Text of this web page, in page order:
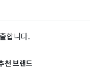
합니다.
천 브랜드